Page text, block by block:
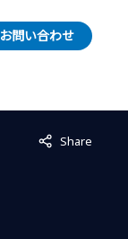
お問い合わせ
Share
Not displayed